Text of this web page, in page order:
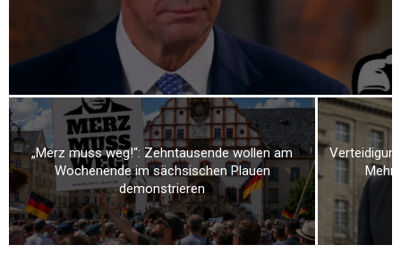
„Merz muss weg!“: Zehntausende wollen am
Wochenende im sächsischen Plauen
demonstrieren
Mehr